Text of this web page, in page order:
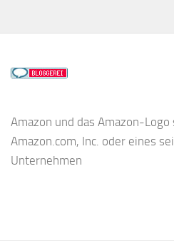
Amazon und das Amazon-
Amazon.com, Inc. oder eines
Unternehmen